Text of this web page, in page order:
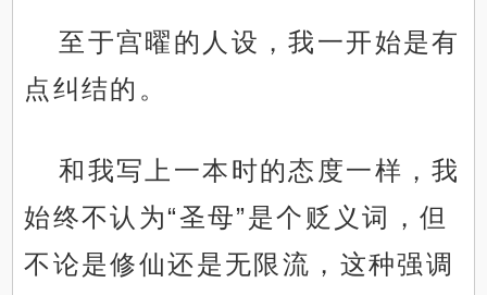
至于宫曜的人设，我一开始是有
点纠结的。
和我写上一本时的态度一样，我
始终不认为“圣母”是个贬义词，但
不论是修仙还是无限流，这种强调